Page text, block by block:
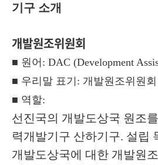
기구 소개
개발원조위원회
■ 원어: DAC (Development
■ 우리말 표기: 개발원조위원회
■ 역할:
선진국의 개발도상국 원조
력개발기구 산하기구. 설립
개발도상국에 대한 개발원